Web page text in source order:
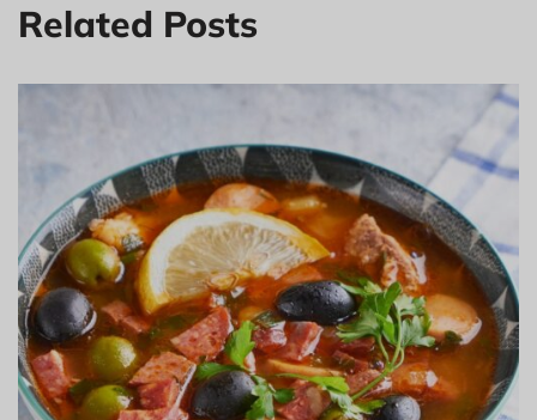
Related Posts